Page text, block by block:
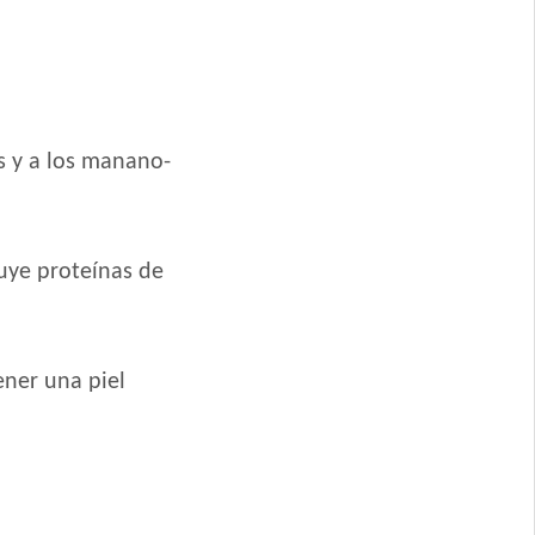
Grande
y a los manano-
proteínas de
una piel